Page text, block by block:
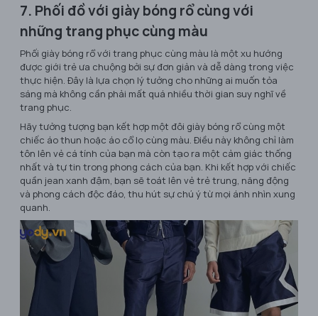
7. Phối đồ với giày bóng rổ cùng với
những trang phục cùng màu
Phối giày bóng rổ với trang phục cùng màu là một xu hướng
được giới trẻ ưa chuộng bởi sự đơn giản và dễ dàng trong việc
thực hiện. Đây là lựa chọn lý tưởng cho những ai muốn tỏa
sáng mà không cần phải mất quá nhiều thời gian suy nghĩ về
trang phục.
Hãy tưởng tượng bạn kết hợp một đôi giày bóng rổ cùng một
chiếc áo thun hoặc áo cổ lọ cùng màu. Điều này không chỉ làm
tôn lên vẻ cá tính của bạn mà còn tạo ra một cảm giác thống
nhất và tự tin trong phong cách của bạn. Khi kết hợp với chiếc
quần jean xanh đậm, bạn sẽ toát lên vẻ trẻ trung, năng động
và phong cách độc đáo, thu hút sự chú ý từ mọi ánh nhìn xung
quanh.